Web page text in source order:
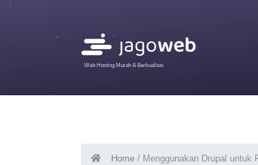
Web Hosting Murah & Berkualitas
Home / Menggunakan Drupal untuk